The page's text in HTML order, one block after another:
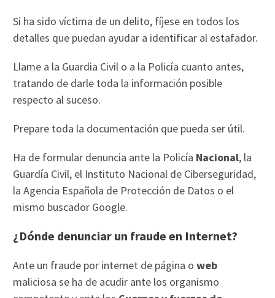
Si ha sido víctima de un delito, fíjese en todos los
detalles que puedan ayudar a identificar al estafador.
Llame a la Guardia Civil o a la Policía cuanto antes,
tratando de darle toda la información posible
respecto al suceso.
Prepare toda la documentación que pueda ser útil.
Ha de formular denuncia ante la Policía Nacional, la
Guardía Civil, el Instituto Nacional de Ciberseguridad,
la Agencia Española de Protección de Datos o el
mismo buscador Google.
¿Dónde denunciar un fraude en Internet?
Ante un fraude por internet de página oweb
maliciosa se ha de acudir ante los organismo